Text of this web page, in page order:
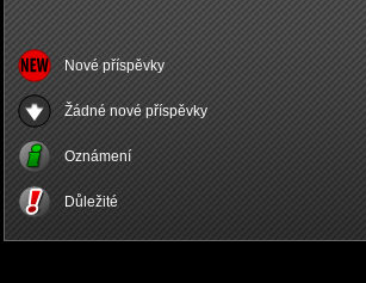
Nové příspěvky
Žádné nové příspěvky
Oznámení
Důležité